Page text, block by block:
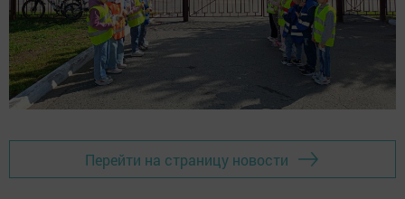
Перейти на страницу новости